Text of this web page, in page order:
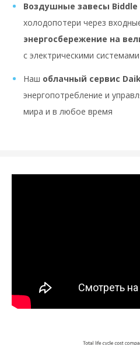
Воздушные завесы Biddle
холодопотери через
энергосбережение на
с электрическими системами
Наш облачный сервис
энергопотребление и
мира и в любое время